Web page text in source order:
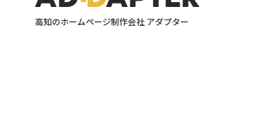
高知のホームページ制作会社 アダプター